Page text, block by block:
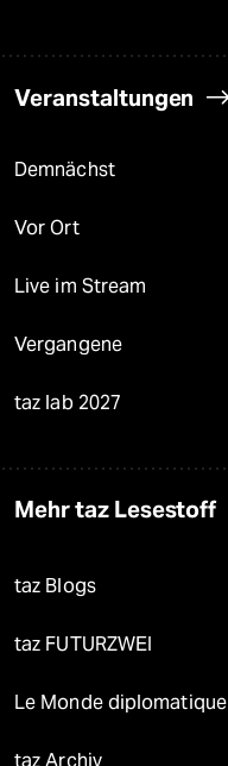
Veranstaltungen
Demnächst
Vor Ort
Live im Stream
Vergangene
taz lab 2027
Mehr taz Lesestoff
taz Blogs
taz FUTURZWEI
Le Monde diplomatique
taz Archiv